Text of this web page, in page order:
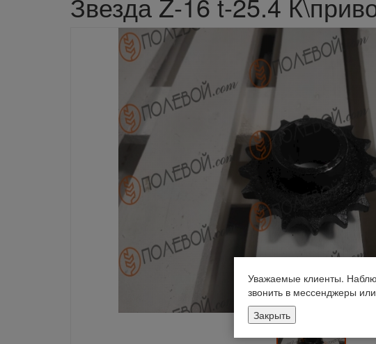
Уважаемые клиенты.
звонить в мессенджеры
Закрыть